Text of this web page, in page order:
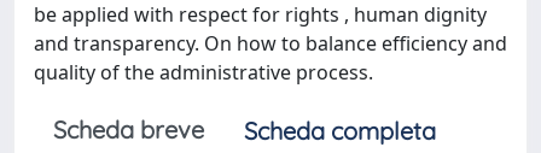
be applied with respect for rights , human dignity
and transparency. On how to balance efficiency and
quality of the administrative process.
Scheda breve
Scheda completa